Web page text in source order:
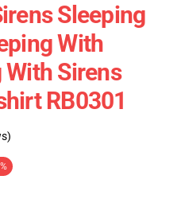
Sleeping
With
Sirens
RB0301